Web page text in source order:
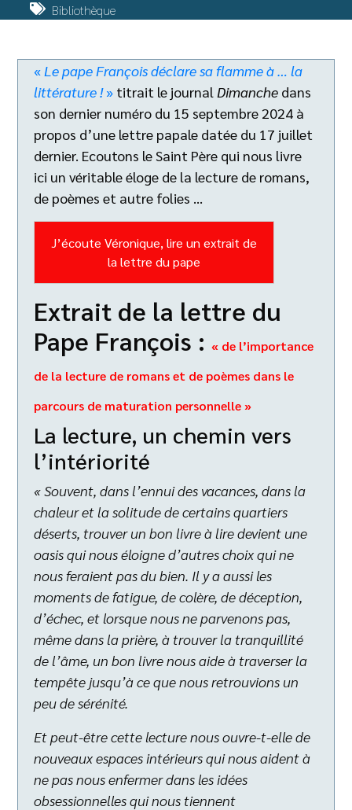
Bibliothèque
« Le pape François déclare sa flamme à … la
littérature !» titrait le journal Dimanche dans
son dernier numéro du 15 septembre 2024 à
propos d’une lettre papale datée du 17 juillet
dernier. Ecoutons le Saint Père qui nous livre
ici un véritable éloge de la lecture de romans,
de poèmes et autre folies …
J’écoute Véronique, lire un extrait de
la lettre du pape
Extrait de la lettre du
Pape François :« de l’importance
de la lecture de romans et de poèmes dans le
parcours de maturation personnelle »
La lecture, un chemin vers
l’intériorité
« Souvent, dans l’ennui des vacances, dans la
chaleur et la solitude de certains quartiers
déserts, trouver un bon livre à lire devient une
oasis qui nous éloigne d’autres choix qui ne
nous feraient pas du bien. Il y a aussi les
moments de fatigue, de colère, de déception,
d’échec, et lorsque nous ne parvenons pas,
même dans la prière, à trouver la tranquillité
de l’âme, un bon livre nous aide à traverser la
tempête jusqu’à ce que nous retrouvions un
peu de sérénité.
Et peut-être cette lecture nous ouvre-t-elle de
nouveaux espaces intérieurs qui nous aident à
ne pas nous enfermer dans les idées
obsessionnelles qui nous tiennent